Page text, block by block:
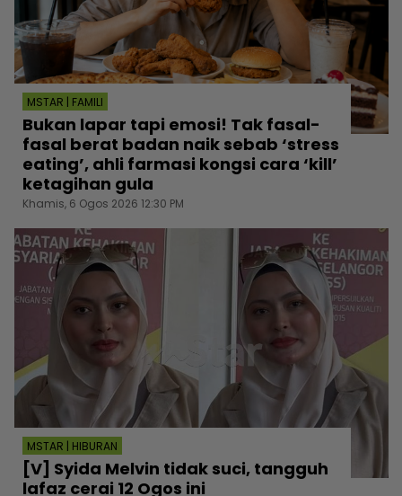
MSTAR | FAMILI
Bukan lapar tapi emosi! Tak fasal-
fasal berat badan naik sebab ‘stress
eating’, ahli farmasi kongsi cara ‘kill’
ketagihan gula
Khamis, 6 Ogos 2026 12:30 PM
MSTAR | HIBURAN
[V] Syida Melvin tidak suci, tangguh
lafaz cerai 12 Ogos ini